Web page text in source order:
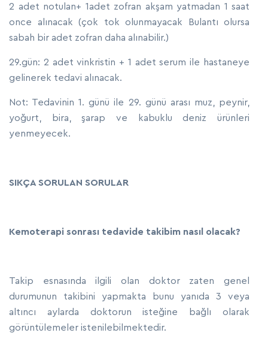
2 adet notulan+ 1adet zofran akşam yatmadan 1 saat
once alınacak (çok tok olunmayacak Bulantı olursa
sabah bir adet zofran daha alınabilir.)
29.gün: 2 adet vinkristin + 1 adet serum ile hastaneye
gelinerek tedavi alınacak.
Not: Tedavinin 1. günü ile 29. günü arası muz, peynir,
yoğurt, bira, şarap ve kabuklu deniz ürünleri
yenmeyecek.
SIKÇA SORULAN SORULAR
Kemoterapi sonrası tedavide takibim nasıl olacak?
Takip esnasında ilgili olan doktor zaten genel
durumunun takibini yapmakta bunu yanıda 3 veya
altıncı aylarda doktorun isteğine bağlı olarak
görüntülemeler istenilebilmektedir.